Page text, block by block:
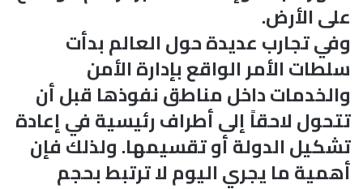
على الأرض.
وفي تجارب عديدة حول العالم بدأت
سلطات الأمر الواقع بإدارة الأمن
والخدمات داخل مناطق نفوذها قبل أن
تتحول لاحقاً إلى أطراف رئيسية في إعادة
تشكيل الدولة أو تقسيمها. ولذلك فإن
أهمية ما يجري اليوم لا ترتبط بحجم